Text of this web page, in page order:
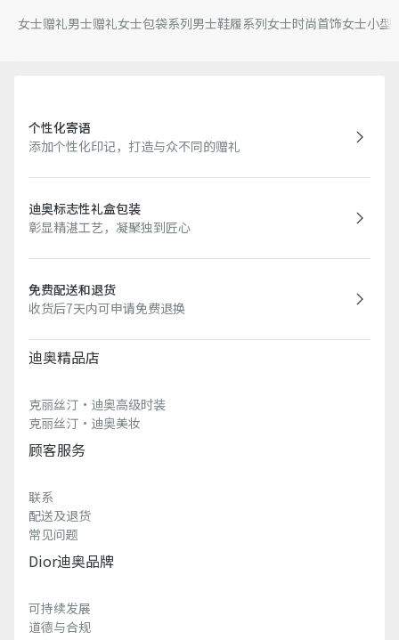
女士赠礼男士赠礼女士包袋系列男士鞋履系列女士时尚首饰女士小型
个性化寄语
添加个性化印记，打造与众不同的赠礼
迪奥标志性礼盒包装
彰显精湛工艺，凝聚独到匠心
免费配送和退货
收货后7天内可申请免费退换
迪奥精品店
克丽丝汀·迪奥高级时装
克丽丝汀·迪奥美妆
顾客服务
联系
配送及退货
常见问题
Dior迪奥品牌
可持续发展
道德与合规